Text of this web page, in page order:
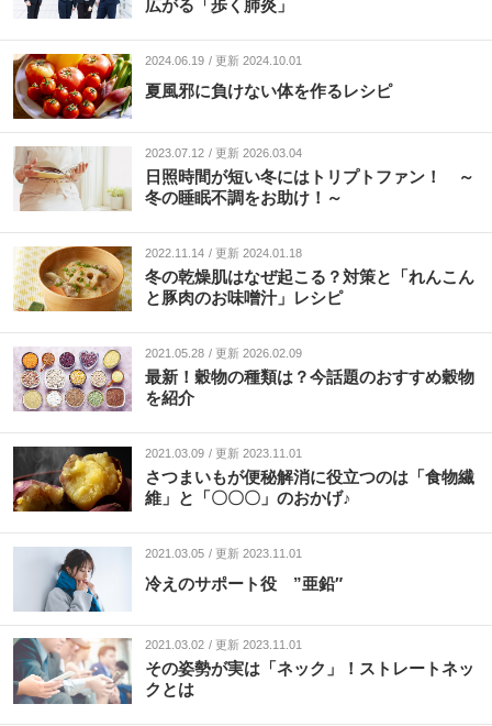
広がる「歩く肺炎」
夏風邪に負けない体を作るレシピ
2024.06.19 更新 2024.10.01
日照時間が短い冬にはトリプトファン！ ～
冬の睡眠不調をお助け！～
2023.07.12 更新 2026.03.04
冬の乾燥肌はなぜ起こる？対策と「れんこん
と豚肉のお味噌汁」レシピ
2022.11.14 更新 2024.01.18
最新！穀物の種類は？今話題のおすすめ穀物
を紹介
2021.05.28 更新 2026.02.09
さつまいもが便秘解消に役立つのは「食物繊
維」と「〇〇〇」のおかげ♪
2021.03.09 更新 2023.11.01
冷えのサポート役 ”亜鉛″
2021.03.05 更新 2023.11.01
その姿勢が実は「ネック」！ストレートネッ
クとは
2021.03.02 更新 2023.11.01